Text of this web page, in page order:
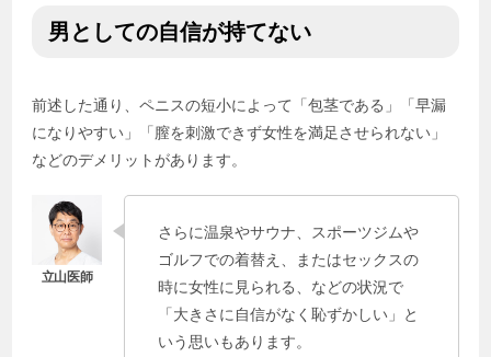
男としての自信が持てない
前述した通り、ペニスの短小によって「包茎である」「早漏
になりやすい」「膣を刺激できず女性を満足させられない」
などのデメリットがあります。
さらに温泉やサウナ、スポーツジムや
ゴルフでの着替え、またはセックスの
時に女性に見られる、などの状況で
「大きさに自信がなく恥ずかしい」と
いう思いもあります。